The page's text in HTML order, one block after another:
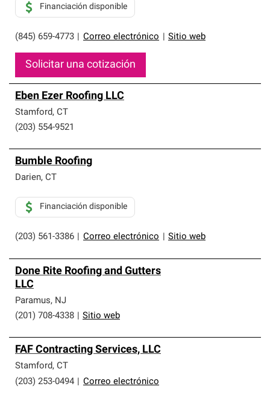
(845) 659-4773 Correo electrónico Sitio web
Financiación disponible
Solicitar una cotización
Eben Ezer Roofing LLC
Stamford, CT
(203) 554-9521
Bumble Roofing
Darien, CT
(203) 561-3386 Correo electrónico Sitio web
Financiación disponible
Done Rite Roofing and Gutters
LLC
Paramus, NJ
(201) 708-4338
Sitio web
FAF Contracting Services, LLC
Stamford, CT
(203) 253-0494
Correo electrónico